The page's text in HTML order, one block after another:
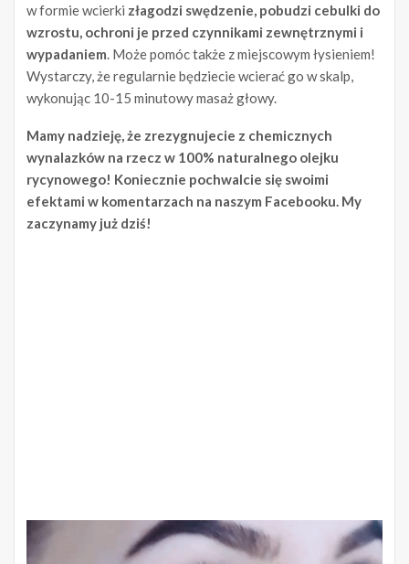
w formie wcierki złagodzi swędzenie, pobudzi cebulki do
wzrostu, ochroni je przed czynnikami zewnętrznymi i
wypadaniem. Może pomóc także z miejscowym łysieniem!
Wystarczy, że regularnie będziecie wcierać go w skalp,
wykonując 10-15 minutowy masaż głowy.
Mamy nadzieję, że zrezygnujecie z chemicznych
wynalazków na rzecz w 100% naturalnego olejku
rycynowego! Koniecznie pochwalcie się swoimi
efektami w komentarzach na naszym Facebooku. My
zaczynamy już dziś!